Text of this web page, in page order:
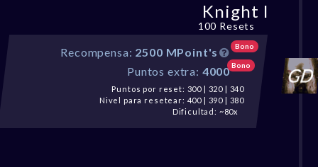
Knight I
100 Resets
Recompensa: 2500 MPoint's Bono
Puntos extra: 4000Bono
Puntos por reset: 300 | 320 | 340
Nivel para resetear: 400 | 390 | 380
Dificultad: ~80x